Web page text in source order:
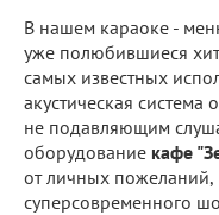
В нашем караоке -
уже полюбившиеся
самых известных
акустическая
не подавляющим
оборудование кафе
от личных пожеланий,
суперсовременного